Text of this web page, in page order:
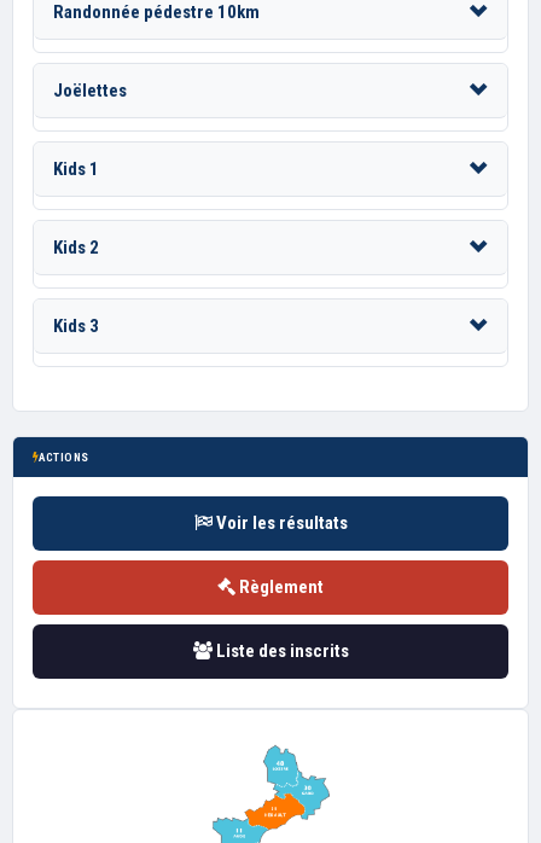
Randonnée pédestre 10km
Joëlettes
Kids 1
Kids 2
Kids 3
ACTIONS
Voir les résultats
Règlement
Liste des inscrits